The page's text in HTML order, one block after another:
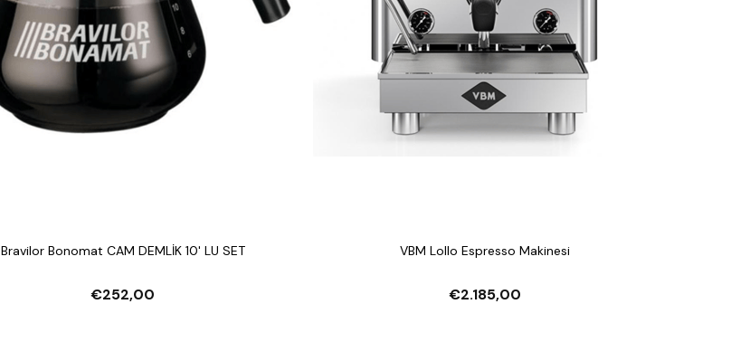
Bravilor Bonomat CAM DEMLİK 10' LU SET
€252,00
VBM Lollo Espresso Makinesi
€2.185,00